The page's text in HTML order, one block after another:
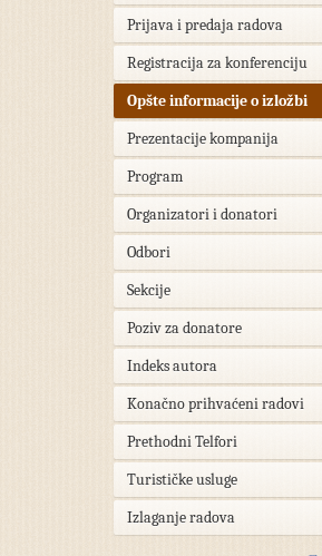
Prijava i predaja radova
Registracija za konferenciju
Opšte informacije o izložbi
Prezentacije kompanija
Program
Organizatori i donatori
Odbori
Sekcije
Poziv za donatore
Indeks autora
Konačno prihvaćeni radovi
Prethodni Telfori
Turističke usluge
Izlaganje radova